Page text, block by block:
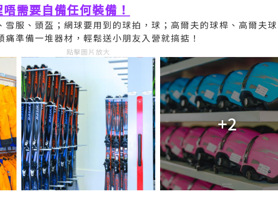
需要自備任何裝備！
雪服、頭盔；網球要用到的球拍，球；高爾夫的球桿、高爾夫
準備一堆器材，輕鬆送小朋友入營就搞掂！
點擊圖片放大
+2